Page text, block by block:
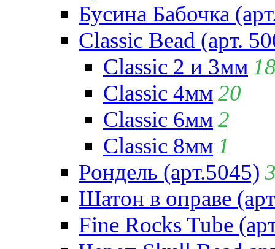
Бусина Бабочка
Classic Bead (арт.
Classic 2 и 3мм
Classic 4мм20
Classic 6мм2
Classic 8мм 1
Рондель (арт.5045)
Шатон в оправе
Fine Rocks Tube